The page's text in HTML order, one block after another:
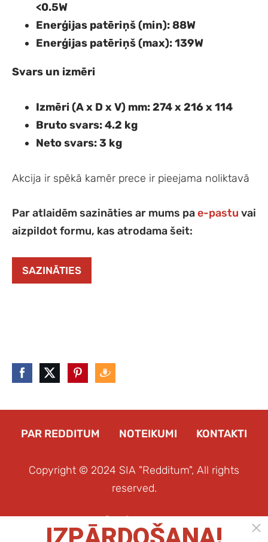
<0.5W
Enerģijas patēriņš (min): 88W
Enerģijas patēriņš (max): 139W
Svars un izmēri
Izmēri (A x D x V) mm: 274 x 216 x 114
Bruto svars: 4.2 kg
Neto svars: 3 kg
Akcija ir spēkā kamēr prece ir pieejama noliktavā
Par atlaidēm sazināties ar mums pae-pastu vai
aizpildot formu, kas atrodama šeit:
SAZINĀTIES
PAR REDDITUM NOTEIKUMI KONTAKTI
Copyright © 2024 SIA "Redditum", All rights
reserved.